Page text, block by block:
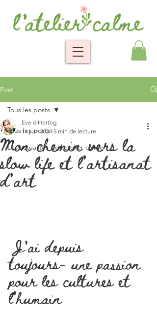
Post
Tous les posts
Les actualités de l'atelier calme
Tous les posts
Mon chemin vers la
slow life et l’artisanat
d’art
Eve d'Hertog
11 juin 2024 5 min de lecture
J'ai depuis
toujours- une passion
pour les cultures et
l’humain